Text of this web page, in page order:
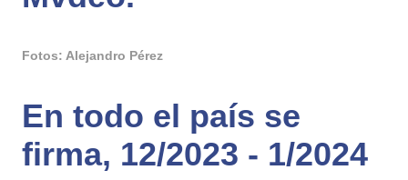
Fotos: Alejandro Pérez
En todo el país se
firma, 12/2023 - 1/2024